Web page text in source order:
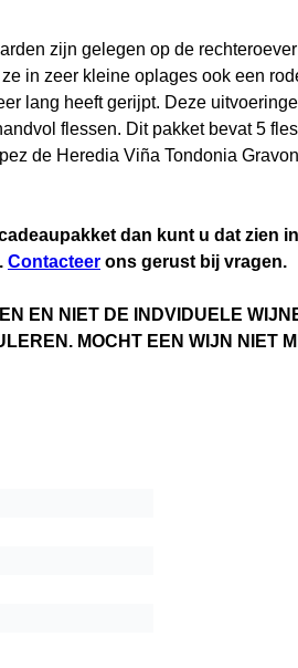
zijn gelegen op de
in zeer kleine oplages ook een
lang heeft gerijpt. Deze
flessen. Dit pakket bevat 5
de Heredia Viña Tondonia
dan kunt u dat zien
Contacteer ons gerust bij vragen.
EN NIET DE INDVIDUELE
MOCHT EEN WIJN NIET
(PRODUCT KAN NIET
BEREKENT DE PRIJS VAN